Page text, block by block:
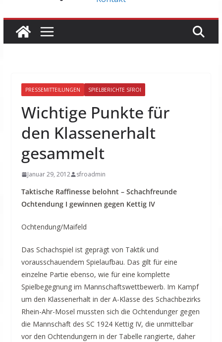
PRESSEMITTEILUNGEN SPIELBERICHTE SFROI
Wichtige Punkte für
den Klassenerhalt
gesammelt
Januar 29, 2012 sfroadmin
Taktische Raffinesse belohnt – Schachfreunde
Ochtendung I gewinnen gegen Kettig IV
Ochtendung/Maifeld
Das Schachspiel ist geprägt von Taktik und
vorausschauendem Spielaufbau. Das gilt für eine
einzelne Partie ebenso, wie für eine komplette
Spielbegegnung im Mannschaftswettbewerb. Im Kampf
um den Klassenerhalt in der A-Klasse des Schachbezirks
Rhein-Ahr-Mosel mussten sich die Ochtendunger gegen
die Mannschaft des SC 1924 Kettig IV, die unmittelbar
vor den Ochtendungern in der Tabelle rangierte, daher